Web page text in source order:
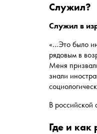
служил?
Служил в
«...Это было
рядовым в
Меня
знали
В российской
где и